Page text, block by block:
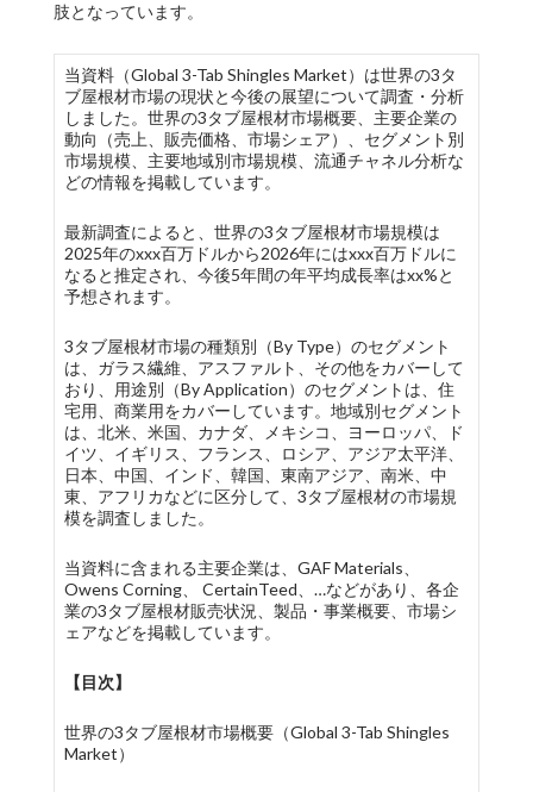
肢となっています。
当資料（Global 3-Tab Shingles Market）は世界の3タ
ブ屋根材市場の現状と今後の展望について調査・分析
しました。世界の3タブ屋根材市場概要、主要企業の
動向（売上、販売価格、市場シェア）、セグメント別
市場規模、主要地域別市場規模、流通チャネル分析な
どの情報を掲載しています。
最新調査によると、世界の3タブ屋根材市場規模は
2025年のxxx百万ドルから2026年にはxxx百万ドルに
なると推定され、今後5年間の年平均成長率はxx%と
予想されます。
3タブ屋根材市場の種類別（By Type）のセグメント
は、ガラス繊維、アスファルト、その他をカバーして
おり、用途別（By Application）のセグメントは、住
宅用、商業用をカバーしています。地域別セグメント
は、北米、米国、カナダ、メキシコ、ヨーロッパ、ド
イツ、イギリス、フランス、ロシア、アジア太平洋、
日本、中国、インド、韓国、東南アジア、南米、中
東、アフリカなどに区分して、3タブ屋根材の市場規
模を調査しました。
当資料に含まれる主要企業は、GAF Materials、
Owens Corning、 CertainTeed、…などがあり、各企
業の3タブ屋根材販売状況、製品・事業概要、市場シ
ェアなどを掲載しています。
【目次】
世界の3タブ屋根材市場概要（Global 3-Tab Shingles
Market）